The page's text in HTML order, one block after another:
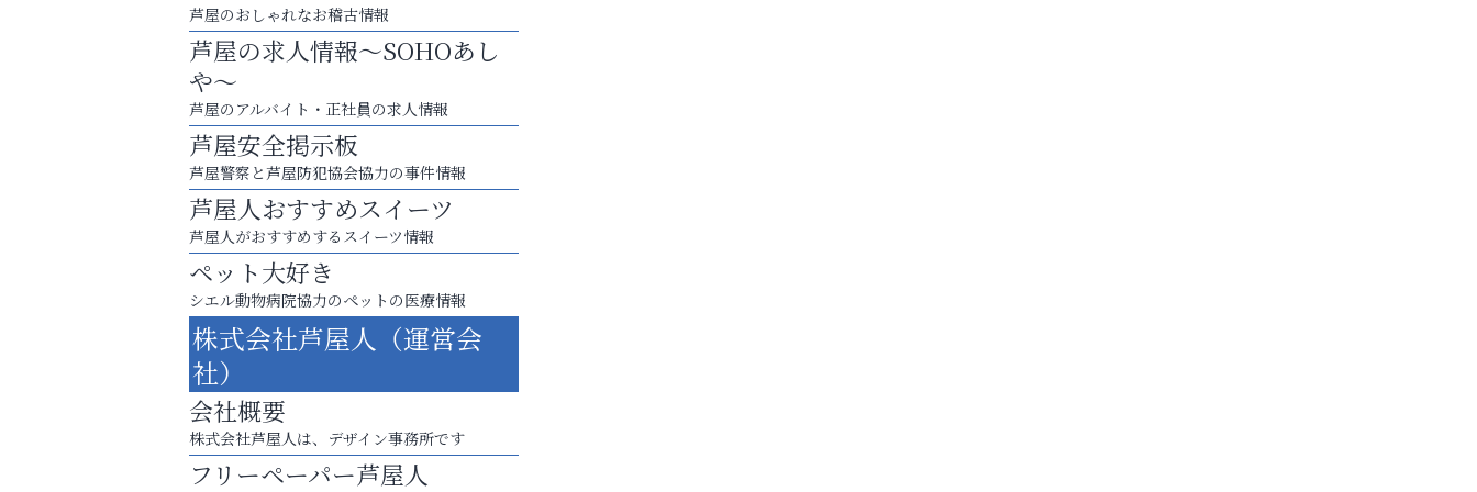
お子さまにも大人にも、優しく寄り添う
OTTO南芦屋浜皮膚科クリニック、開院！
そうさくてっぱん樹々
芦屋のおしゃれなお稽古情報
芦屋の求人情報～SOHOあし
や～
芦屋のアルバイト・正社員の求人情報
芦屋安全掲示板
芦屋警察と芦屋防犯協会協力の事件情報
芦屋人おすすめスイーツ
芦屋人がおすすめするスイーツ情報
ペット大好き
シエル動物病院協力のペットの医療情報
株式会社芦屋人（運営会
社）
会社概要
株式会社芦屋人は、デザイン事務所です
フリーペーパー芦屋人